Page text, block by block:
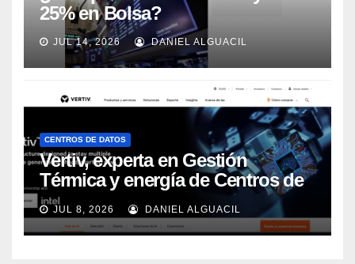
25% en Bolsa?
JUL 14, 2026 DANIEL ALGUACIL
CENTROS DE DATOS
Vertiv, experta en Gestión
Térmica y energía de Centros de
Datos, sigue su crecimiento
imparable
JUL 8, 2026 DANIEL ALGUACIL